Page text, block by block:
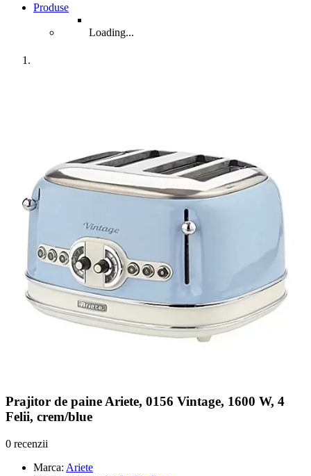
Produse
Loading...
Prajitor de paine Ariete, 0156 Vintage, 1600 W, 4
Felii, crem/blue
0 recenzii
Marca: Ariete